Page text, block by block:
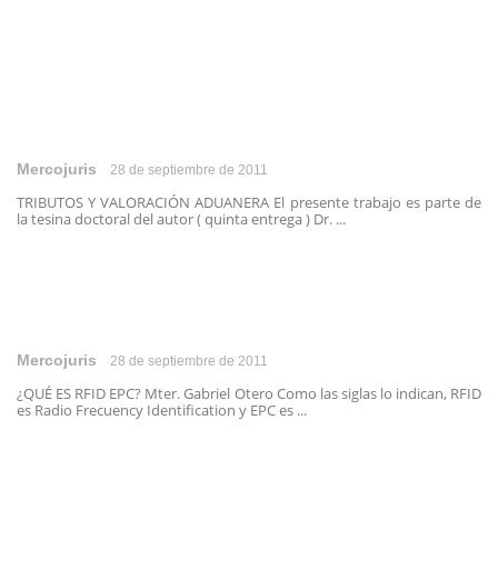
Mercojuris 28 de septiembre de 2011
TRIBUTOS Y VALORACIÓN ADUANERA El presente trabajo es parte de
la tesina doctoral del autor ( quinta entrega ) Dr. ...
Mercojuris 28 de septiembre de 2011
¿QUÉ ES RFID EPC? Mter. Gabriel Otero Como las siglas lo indican, RFID
es Radio Frecuency Identification y EPC es ...